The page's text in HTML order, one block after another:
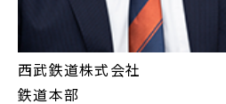
西武鉄道株式会社
鉄道本部